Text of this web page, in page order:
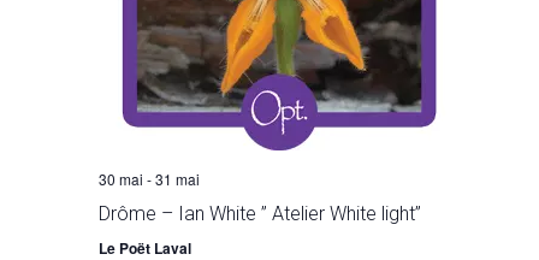
30 mai -31 mai
Drôme – Ian White ” Atelier White light”
Le Poët Laval